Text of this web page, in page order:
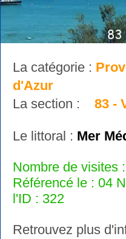
La catégorie :
d'Azur
La section : 83 -
Le littoral : Mer
Nombre de visites
Référencé le : 04
l'ID : 322
Retrouvez plus